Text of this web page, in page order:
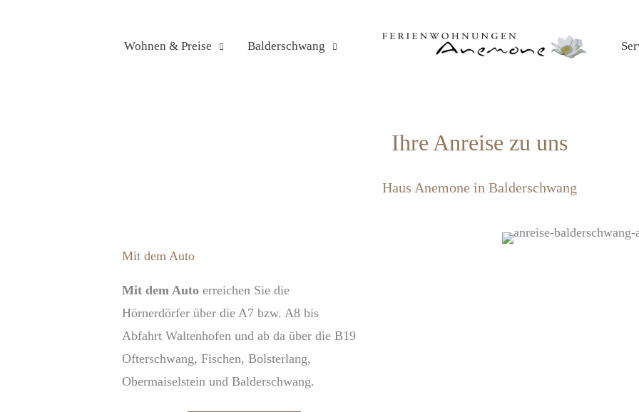
Wohnen & Preise Balderschwang
Ihre Anreise zu uns
Haus Anemone in Balderschwang
Mit dem Auto
Mit dem Auto erreichen Sie die
Hörnerdörfer über die A7 bzw. A8 bis
Abfahrt Waltenhofen und ab da über die B19
Ofterschwang, Fischen, Bolsterlang,
Obermaiselstein und Balderschwang.